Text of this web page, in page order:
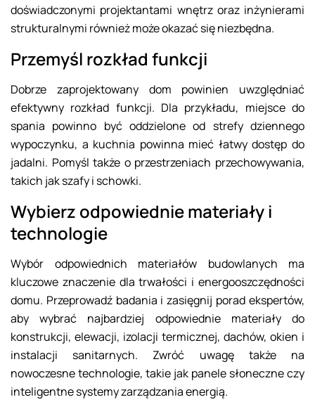
doświadczonymi projektantami wnętrz oraz inżynierami
strukturalnymi również może okazać się niezbędna.
Przemyśl rozkład funkcji
Dobrze zaprojektowany dom powinien uwzględniać
efektywny rozkład funkcji. Dla przykładu, miejsce do
spania powinno być oddzielone od strefy dziennego
wypoczynku, a kuchnia powinna mieć łatwy dostęp do
jadalni. Pomyśl także o przestrzeniach przechowywania,
takich jak szafy i schowki.
Wybierz odpowiednie materiały i
technologie
Wybór odpowiednich materiałów budowlanych ma
kluczowe znaczenie dla trwałości i energooszczędności
domu. Przeprowadź badania i zasięgnij porad ekspertów,
aby wybrać najbardziej odpowiednie materiały do
konstrukcji, elewacji, izolacji termicznej, dachów, okien i
instalacji sanitarnych. Zwróć uwagę także na
nowoczesne technologie, takie jak panele słoneczne czy
inteligentne systemy zarządzania energią.